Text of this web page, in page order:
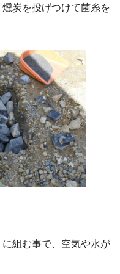
炭を投げつけて菌糸を
組む事で、空気や水が